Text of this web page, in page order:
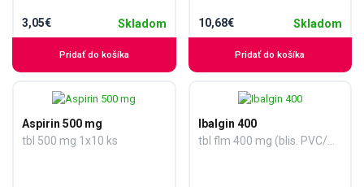
3,05€ Skladom
Pridať do košíka
10,68€ Skladom
Pridať do košíka
Aspirin 500 mg
tbl 500 mg 1x10 ks
Ibalgin 400
tbl flm 400 mg (blis. PVC/Al) 1x24 ks